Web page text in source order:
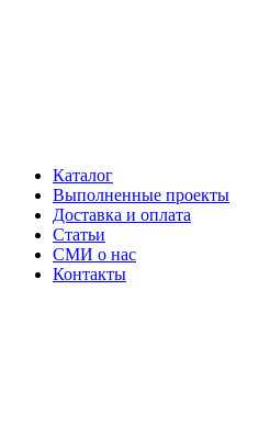
Каталог
Выполненные проекты
Доставка и оплата
Статьи
СМИ о нас
Контакты